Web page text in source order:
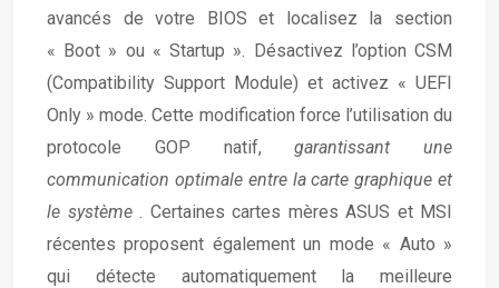
avancés de votre BIOS et localisez la section
« Boot » ou « Startup ». Désactivez l’option CSM
(Compatibility Support Module) et activez « UEFI
Only » mode. Cette modification force l’utilisation du
protocole GOP natif,garantissant une
communication optimale entre la carte graphique et
le système . Certaines cartes mères ASUS et MSI
récentes proposent également un mode « Auto »
qui détecte automatiquement la meilleure